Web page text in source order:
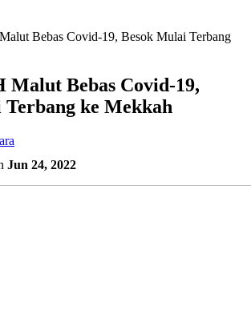
Bebas Covid-19, Besok Mulai Terbang
Malut Bebas Covid-19,
ke Mekkah
Jun 24, 2022